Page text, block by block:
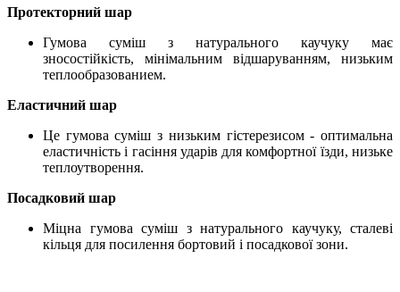
Протекторний шар
Гумова суміш з натурального каучуку має
зносостійкість, мінімальним відшаруванням, низьким
теплообразованием.
Еластичний шар
Це гумова суміш з низьким гістерезисом - оптимальна
еластичність і гасіння ударів для комфортної їзди, низьке
теплоутворення.
Посадковий шар
Міцна гумова суміш з натурального каучуку, сталеві
кільця для посилення бортовий і посадкової зони.